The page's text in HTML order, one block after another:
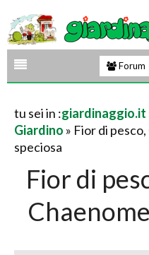
Forum
tu sei in :giardinaggio.it
Giardino » Fior di
speciosa
Fior di